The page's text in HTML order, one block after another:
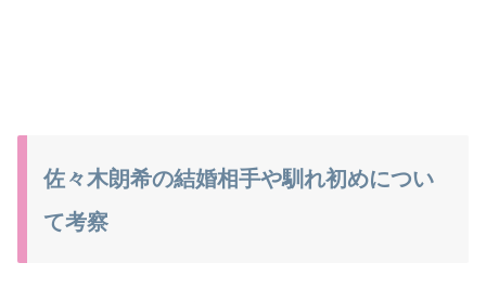
佐々木朗希の結婚相手や馴れ初めについ
て考察